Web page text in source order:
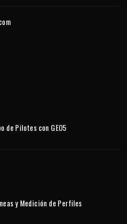
de Pilotes con GEO5
y Medición de Perfiles